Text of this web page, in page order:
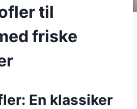
til
friske
En klassiker